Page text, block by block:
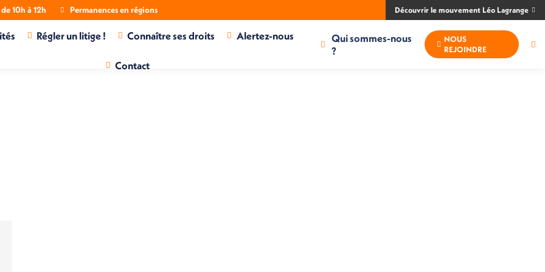
10h à 12h Permanences en régions Découvrir le mouvement Léo Lagrange
Régler un litige ! Connaître ses droits Alertez-nous
Contact
Qui sommes-nous
?
NOUS
REJOINDRE